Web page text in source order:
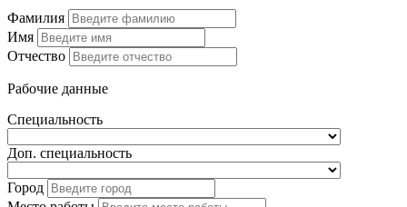
Фамилия
Имя
Отчество
Рабочие данные
Специальность
Доп. специальность
Город